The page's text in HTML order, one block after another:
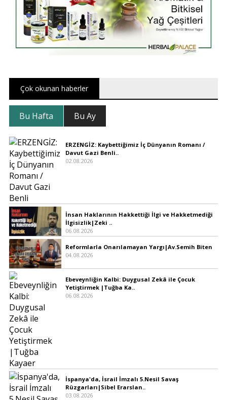
Çok okunan haberler
Bu Hafta Bu Ay
ERZENGİZ: Kaybettiğimiz İç Dünyanın Romanı /
Davut Gazi Benli..
02.08.2026
İnsan Haklarının Hakkettiği İlgi ve Hakketmediği
İlgisizlik|Zeki ..
06.08.2026
Reformlarla Onarılamayan Yargı|Av.Semih Biten
04.08.2026
Ebeveynliğin Kalbi: Duygusal Zekâ ile Çocuk
Yetiştirmek |Tuğba Ka..
06.08.2026
İspanya'da, İsrail İmzalı 5.Nesil Savaş
Rüzgarları|Sibel Erarslan..
03.08.2026